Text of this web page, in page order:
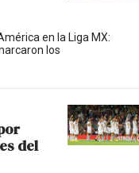
en la Liga MX:
los
del